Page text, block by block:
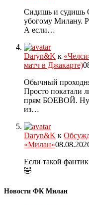
Сидишь и судишь
убогому Милану.
А если…
Daryn&K к
матч в Джакарте)
Обычный
Просто покатали
прям БОЕВОЙ.
из…
Daryn&K к
«Милан»
Если такой
🤣
Новости ФК Милан